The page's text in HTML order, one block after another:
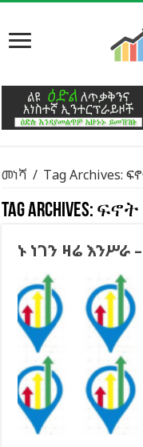
መነሻ / Tag Archives:
Tag Archives: ፍኖት
ኑ ነገን ዛሬ እንሥራ